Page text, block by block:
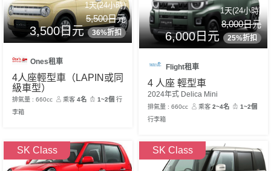
1天(24小時)
5,500日元
3,500日元 36%折扣
Ones租車
4人座輕型車（LAPIN或同
級車型）
排氣量 : 660cc 乘客4名 1~2個 行
李箱
1天(24小時)
8,000日元
6,000日元 25%折扣
Flight租車
4 人座 輕型車
2024年式 Delica Mini
排氣量 : 660cc 乘客2~4名
1~2個
行李箱
SK Class SK Class